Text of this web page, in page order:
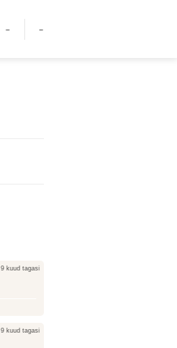
- -
9 kuud tagasi
9 kuud tagasi